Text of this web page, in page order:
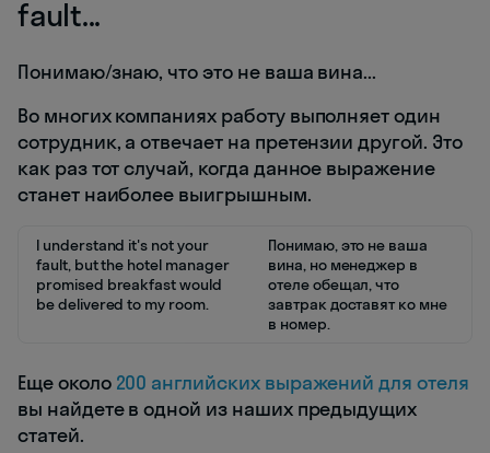
fault...
Понимаю/знаю, что это не ваша вина...
Во многих компаниях работу выполняет один
сотрудник, а отвечает на претензии другой. Это
как раз тот случай, когда данное выражение
станет наиболее выигрышным.
I understand it's not your
fault, but the hotel manager
promised breakfast would
be delivered to my room.
Понимаю, это не ваша
вина, но менеджер в
отеле обещал, что
завтрак доставят ко мне
в номер.
Еще около 200 английских выражений для отеля
вы найдете в одной из наших предыдущих
статей.